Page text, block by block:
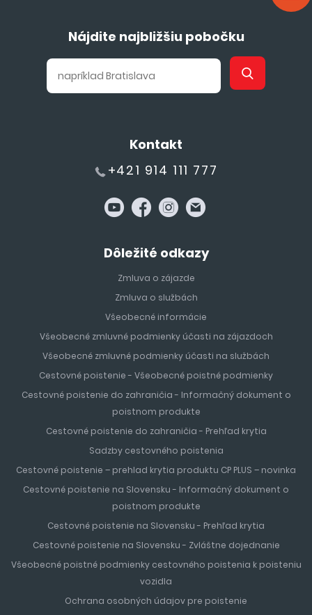
Nájdite najbližšiu pobočku
Kontakt
+421 914 111 777
Dôležité odkazy
Zmluva o zájazde
Zmluva o službách
Všeobecné informácie
Všeobecné zmluvné podmienky účasti na zájazdoch
Všeobecné zmluvné podmienky účasti na službách
Cestovné poistenie - Všeobecné poistné podmienky
Cestovné poistenie do zahraničia - Informačný dokument o
poistnom produkte
Cestovné poistenie do zahraničia - Prehľad krytia
Sadzby cestovného poistenia
Cestovné poistenie – prehlad krytia produktu CP PLUS – novinka
Cestovné poistenie na Slovensku - Informačný dokument o
poistnom produkte
Cestovné poistenie na Slovensku - Prehľad krytia
Cestovné poistenie na Slovensku - Zvláštne dojednanie
Všeobecné poistné podmienky cestovného poistenia k poisteniu
vozidla
Ochrana osobných údajov pre poistenie